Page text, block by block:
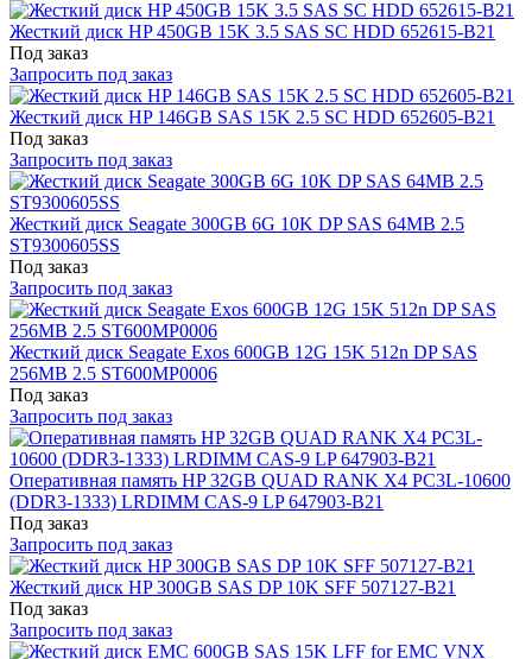
Жесткий диск HP 450GB 15K 3.5 SAS SC HDD 652615-B21
Под заказ
Запросить под заказ
Жесткий диск HP 146GB SAS 15K 2.5 SC HDD 652605-B21
Под заказ
Запросить под заказ
Жесткий диск Seagate 300GB 6G 10K DP SAS 64MB 2.5
ST9300605SS
Под заказ
Запросить под заказ
Жесткий диск Seagate Exos 600GB 12G 15K 512n DP SAS
256MB 2.5 ST600MP0006
Под заказ
Запросить под заказ
Оперативная память HP 32GB QUAD RANK X4 PC3L-10600
(DDR3-1333) LRDIMM CAS-9 LP 647903-B21
Под заказ
Запросить под заказ
Жесткий диск HP 300GB SAS DP 10K SFF 507127-B21
Под заказ
Запросить под заказ